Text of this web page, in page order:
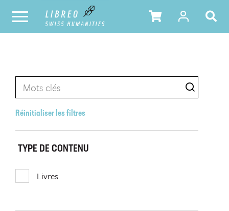
Réinitialiser les filtres
TYPE DE CONTENU
Livres